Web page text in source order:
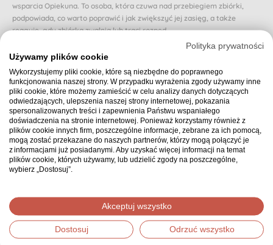
wsparcia Opiekuna. To osoba, która czuwa nad przebiegiem zbiórki,
podpowiada, co warto poprawić i jak zwiększyć jej zasięg, a także
reaguje, gdy zbiórka zwalnia lub traci rozpęd.
Dzięki Opiekunowi organizator nie zostaje sam i otrzymuje realne
wsparcie na każdym etapie. Dzięki temu osoba, której dotyczy zbiórka,
może poczuć się naprawdę zaopiekowana.
Czy chcesz przeznaczyć proponowaną (domyślnie wybraną) część swojej
wpłaty na zapewnienie zbiórce Opiekuna? Jeśli nie, możesz wybrać inną
kwotę.
10 zł z mojej wpłaty zapewnia wsparcie Opiekuna
Podsumowanie
Wybrana kwota:30,00 zł
Dziękujemy, że zdecydowałeś się wpłacić wybraną
Polityka prywatności
Używamy plików cookie
Wykorzystujemy pliki cookie, które są niezbędne do poprawnego
funkcjonowania naszej strony. W przypadku wyrażenia zgody używamy inne
pliki cookie, które możemy zamieścić w celu analizy danych dotyczących
odwiedzających, ulepszenia naszej strony internetowej, pokazania
spersonalizowanych treści i zapewnienia Państwu wspaniałego
doświadczenia na stronie internetowej. Ponieważ korzystamy również z
plików cookie innych firm, poszczególne informacje, zebrane za ich pomocą,
mogą zostać przekazane do naszych partnerów, którzy mogą połączyć je
z informacjami już posiadanymi. Aby uzyskać więcej informacji na temat
plików cookie, których używamy, lub udzielić zgody na poszczególne,
wybierz „Dostosuj”.
Akceptuj wszystko
Dostosuj Odrzuć wszystko